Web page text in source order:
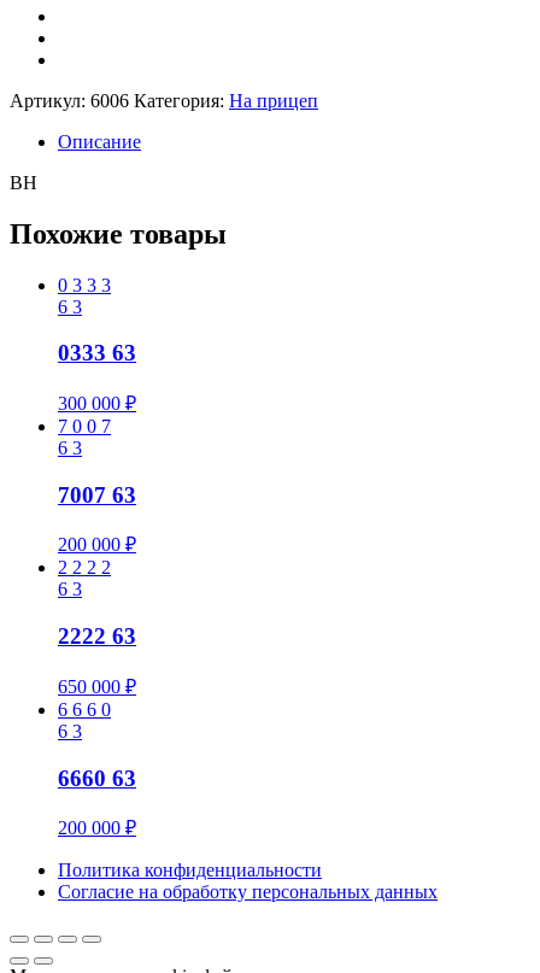
Артикул: 6006 Категория: На прицеп
Описание
ВН
Похожие товары
0 3 3 3
6 3
0333 63
300 000 ₽
7 0 0 7
6 3
7007 63
200 000 ₽
2 2 2 2
6 3
2222 63
650 000 ₽
6 6 6 0
6 3
6660 63
200 000 ₽
Политика конфиденциальности
Cогласие на обработку персональных данных